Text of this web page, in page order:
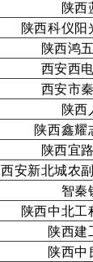
陕西
陕西科仪
陕西鸿
西安西
西安市
陕西
陕西鑫耀
陕西宜
西安新北城农
智秦
陕西中北
陕西建
陕西中